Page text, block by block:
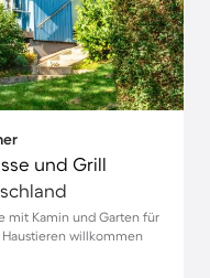
und Grill
mit Kamin und Garten für
willkommen